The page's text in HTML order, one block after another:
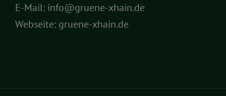
E-Mail: info@gruene-xhain.de
Webseite: gruene-xhain.de